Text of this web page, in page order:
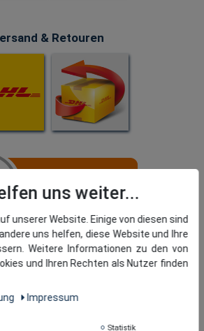
& Retouren
unserer Website. Einige von diesen sind
uns helfen, diese Website und Ihre
Weitere Informationen zu den von
und Ihren Rechten als Nutzer finden
Impressum
Statistik